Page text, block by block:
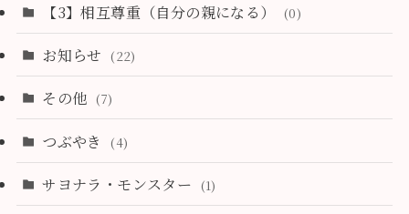
【3】相互尊重（自分の親になる） (0)
お知らせ (22)
その他 (7)
つぶやき (4)
サヨナラ・モンスター (1)